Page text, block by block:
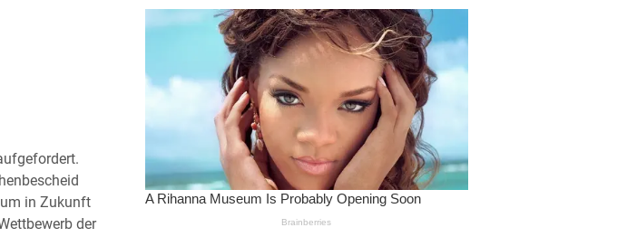
in Zukunft
der